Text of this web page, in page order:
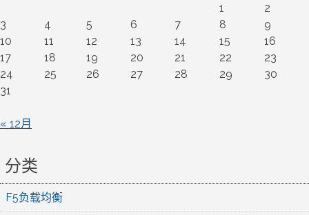
1
2
3
4 5 6 7 8
9
10
11 12 13 14 15
16
17
18 19 20 21 22
23
24
25 26 27 28 29
30
31
« 12月
分类
F5负载均衡